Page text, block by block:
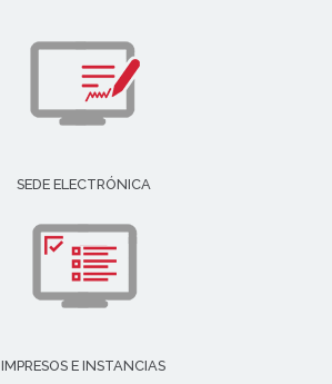
SEDE ELECTRÓNICA
IMPRESOS E INSTANCIAS